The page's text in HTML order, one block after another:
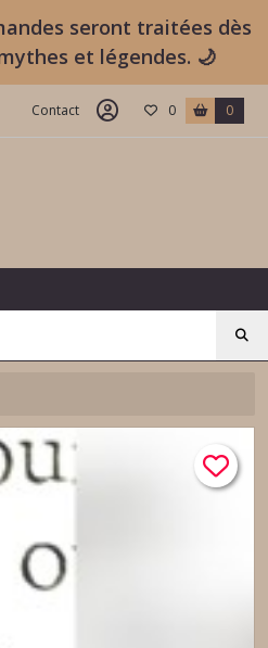
seront traitées dès
et légendes. 🌙
Contact 0 0